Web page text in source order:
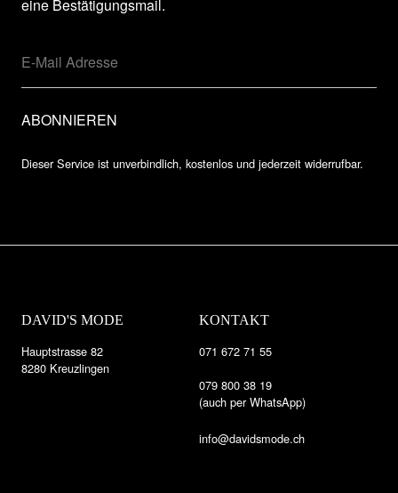
eine Bestätigungsmail.
Dieser Service ist unverbindlich, kostenlos und jederzeit widerrufbar.
DAVID'S MODE
Hauptstrasse 82
8280 Kreuzlingen
KONTAKT
071 672 71 55
079 800 38 19
(auch per WhatsApp)
info@davidsmode.ch